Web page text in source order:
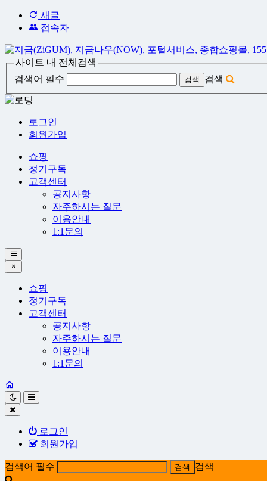
새글
접속자
사이트 내 전체검색
검색어 필수
검색
로그인
회원가입
쇼핑
정기구독
고객센터
공지사항
자주하시는 질문
이용안내
1:1문의
쇼핑
정기구독
고객센터
공지사항
자주하시는 질문
이용안내
1:1문의
로그인
회원가입
검색어 필수 검색